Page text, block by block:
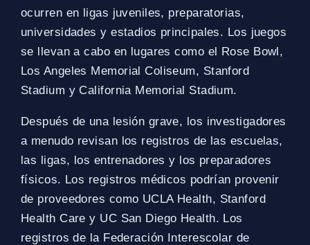
ocurren en ligas juveniles, preparatorias,
universidades y estadios principales. Los juegos
se llevan a cabo en lugares como el Rose Bowl,
Los Angeles Memorial Coliseum, Stanford
Stadium y California Memorial Stadium.
Después de una lesión grave, los investigadores
a menudo revisan los registros de las escuelas,
las ligas, los entrenadores y los preparadores
físicos. Los registros médicos podrían provenir
de proveedores como UCLA Health, Stanford
Health Care y UC San Diego Health. Los
registros de la Federación Interescolar de